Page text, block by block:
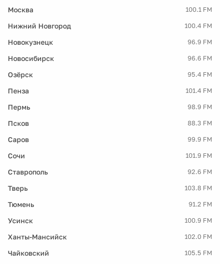
Москва 100.1 FM
Нижний Новгород 100.4 FM
Новокузнецк 96.9 FM
Новосибирск 96.6 FM
Озёрск 95.4 FM
Пенза 101.4 FM
Пермь 98.9 FM
Псков 88.3 FM
Саров 99.9 FM
Сочи 101.9 FM
Ставрополь 92.6 FM
Тверь 103.8 FM
Тюмень 91.2 FM
Усинск 100.9 FM
Ханты-Мансийск 102.0 FM
Чайковский 105.5 FM